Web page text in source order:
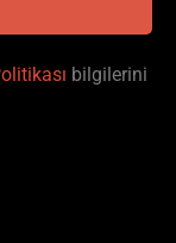
bilgilerini